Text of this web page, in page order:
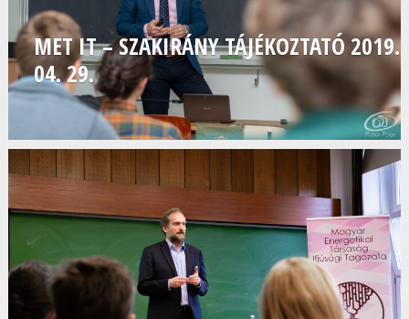
MET IT – SZAKIRÁNY TÁJÉKOZTATÓ 2019.
04. 29.